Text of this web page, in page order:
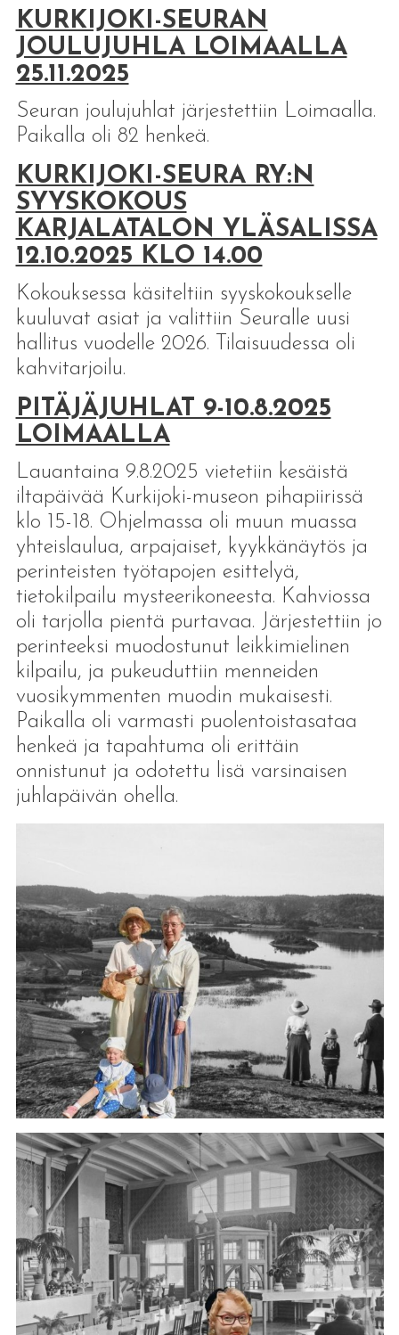
KURKIJOKI-SEURAN
JOULUJUHLA LOIMAALLA
25.11.2025
Seuran joulujuhlat järjestettiin Loimaalla.
Paikalla oli 82 henkeä.
KURKIJOKI-SEURA RY:N
SYYSKOKOUS
KARJALATALON YLÄSALISSA
12.10.2025 KLO 14.00
Kokouksessa käsiteltiin syyskokoukselle
kuuluvat asiat ja valittiin Seuralle uusi
hallitus vuodelle 2026. Tilaisuudessa oli
kahvitarjoilu.
PITÄJÄJUHLAT 9-10.8.2025
LOIMAALLA
Lauantaina 9.8.2025 vietetiin kesäistä
iltapäivää Kurkijoki-museon pihapiirissä
klo 15-18. Ohjelmassa oli muun muassa
yhteislaulua, arpajaiset, kyykkänäytös ja
perinteisten työtapojen esittelyä,
tietokilpailu mysteerikoneesta. Kahviossa
oli tarjolla pientä purtavaa. Järjestettiin jo
perinteeksi muodostunut leikkimielinen
kilpailu, ja pukeuduttiin menneiden
vuosikymmenten muodin mukaisesti.
Paikalla oli varmasti puolentoistasataa
henkeä ja tapahtuma oli erittäin
onnistunut ja odotettu lisä varsinaisen
juhlapäivän ohella.